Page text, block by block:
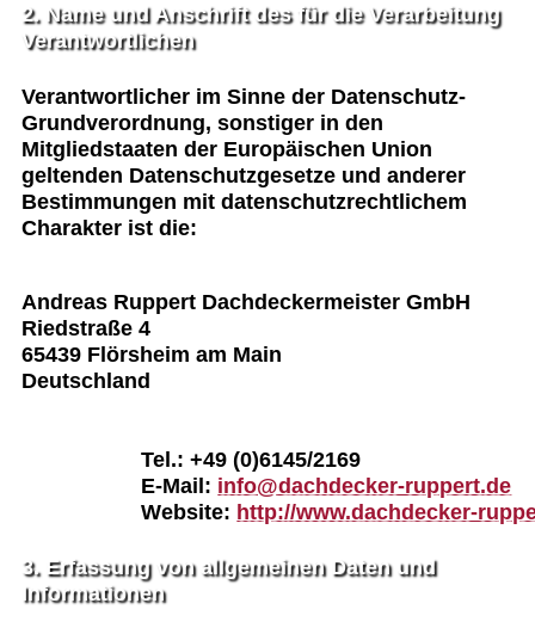
2. Name und Anschrift des für die Verarbeitung
Verantwortlichen
Verantwortlicher im Sinne der Datenschutz-
Grundverordnung, sonstiger in den
Mitgliedstaaten der Europäischen Union
geltenden Datenschutzgesetze und anderer
Bestimmungen mit datenschutzrechtlichem
Charakter ist die:
Andreas Ruppert Dachdeckermeister GmbH
Riedstraße 4
65439 Flörsheim am Main
Tel.: +49 (0)6145/2169
E-Mail: info@dachdecker-ruppert.de
Website: http://www.dachdecker-
3. Erfassung von allgemeinen Daten und
Informationen